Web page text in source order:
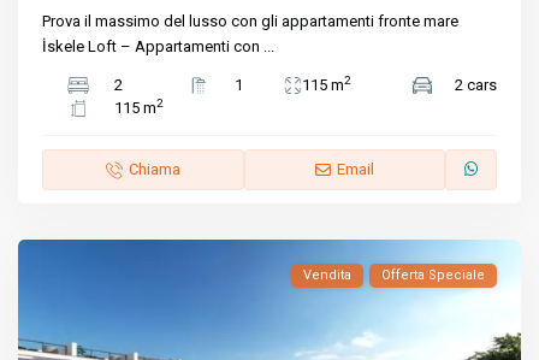
Prova il massimo del lusso con gli appartamenti fronte mare
İskele Loft – Appartamenti con ...
2 1 115 m2
2 cars
115 m2
Chiama Email
Vendita Offerta Speciale